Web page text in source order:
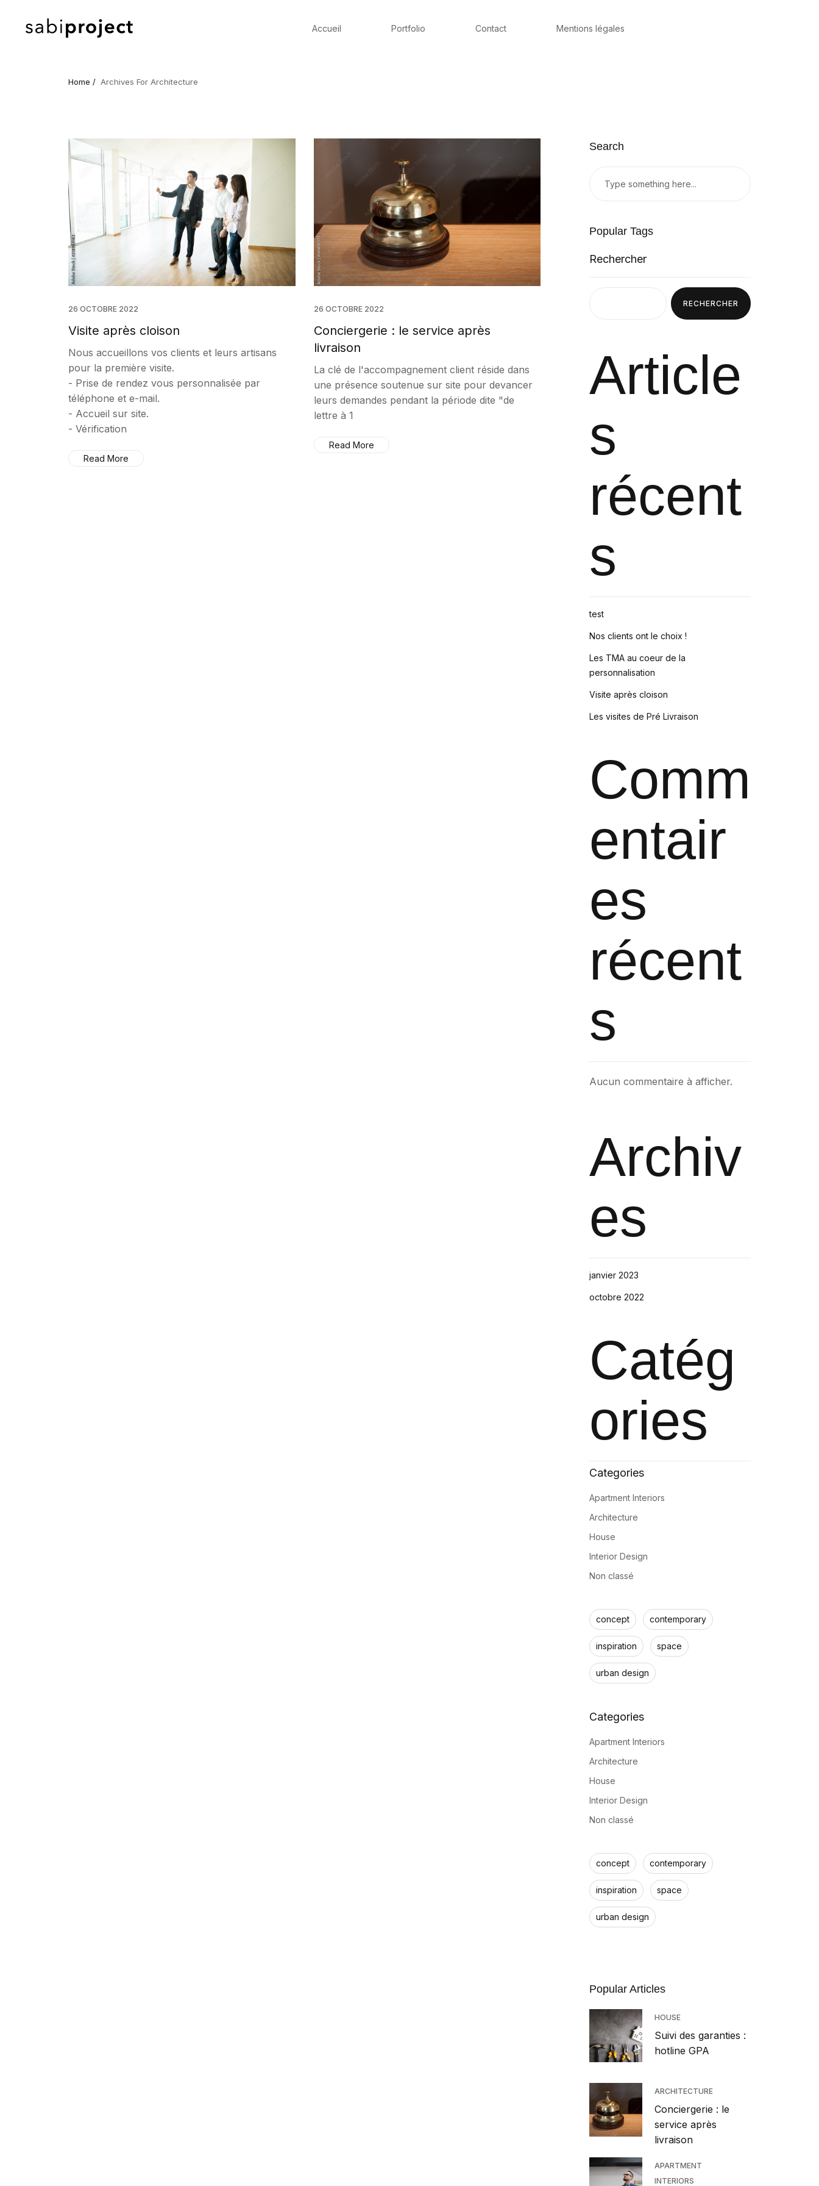
Accueil Portfolio Contact Mentions légales
Home / Archives For Architecture
26 OCTOBRE 2022
Visite après cloison
Nous accueillons vos clients et leurs artisans
pour la première visite.
- Prise de rendez vous personnalisée par
téléphone et e-mail.
- Accueil sur site.
- Vérification
Read More
26 OCTOBRE 2022
Conciergerie : le service après
livraison
La clé de l'accompagnement client réside dans
une présence soutenue sur site pour devancer
leurs demandes pendant la période dite "de
lettre à 1
Read More
Search
Popular Tags
Rechercher
RECHERCHER
Article
s
récent
s
test
Nos clients ont le choix !
Les TMA au coeur de la
personnalisation
Visite après cloison
Les visites de Pré Livraison
Comm
entair
es
récent
s
Aucun commentaire à afficher.
Archiv
es
janvier 2023
octobre 2022
Catég
ories
Apartment Interiors
Architecture
House
Interior Design
Non classé
concept contemporary
inspiration space
urban design
Apartment Interiors
Architecture
House
Interior Design
Non classé
concept contemporary
inspiration space
urban design
Popular Articles
HOUSE
Suivi des garanties :
hotline GPA
ARCHITECTURE
Conciergerie : le
service après
livraison
APARTMENT
INTERIORS